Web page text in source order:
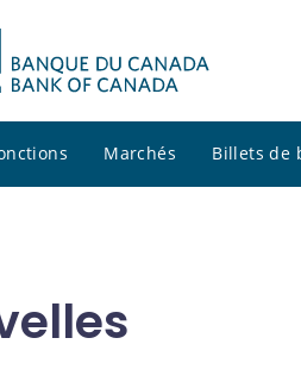
Marchés Billets de